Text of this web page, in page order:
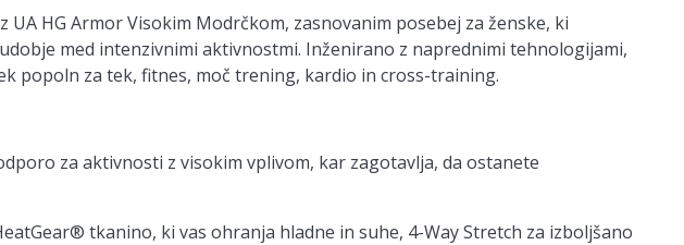
HG Armor Visokim Modrčkom, zasnovanim posebej za ženske, ki
med intenzivnimi aktivnostmi. Inženirano z naprednimi tehnologijami,
popoln za tek, fitnes, moč trening, kardio in cross-training.
za aktivnosti z visokim vplivom, kar zagotavlja, da ostanete
tkanino, ki vas ohranja hladne in suhe, 4-Way Stretch za izboljšano